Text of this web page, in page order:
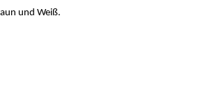
und Weiß.